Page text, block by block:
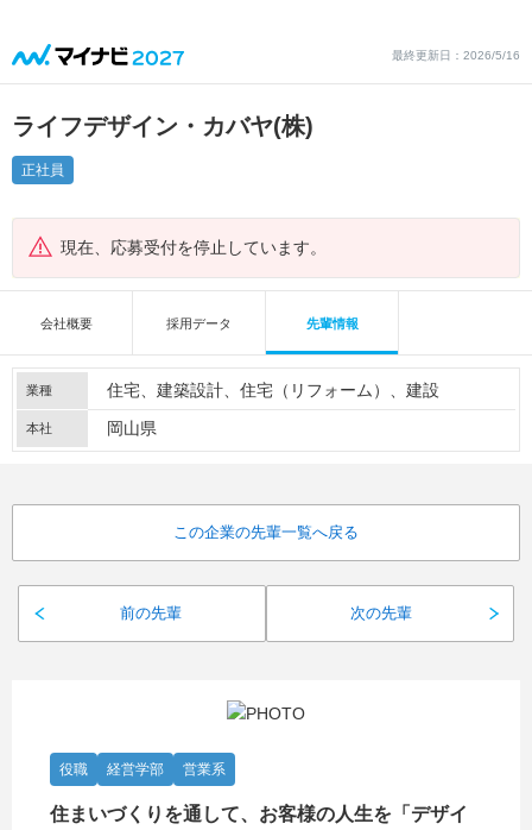
最終更新日：2026/5/16
ライフデザイン・カバヤ(株)
正社員
現在、応募受付を停止しています。
会社概要 採用データ 先輩情報
業種 住宅 建築設計 住宅（リフォーム） 建設
本社 岡山県
前の先輩
この企業の先輩一覧へ戻る
次の先輩
役職 経営学部 営業系
住まいづくりを通して、お客様の人生を「デザイ